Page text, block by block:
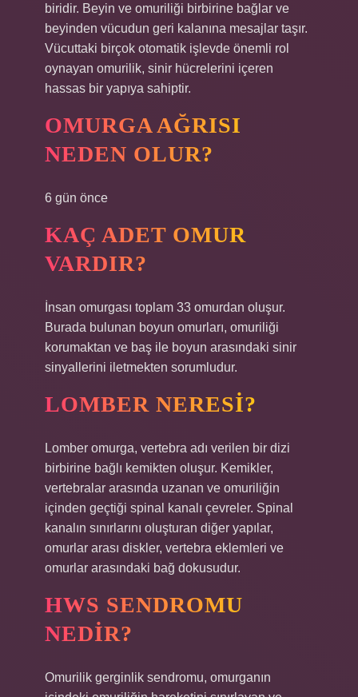
biridir. Beyin ve omuriliği birbirine bağlar ve
beyinden vücudun geri kalanına mesajlar taşır.
Vücuttaki birçok otomatik işlevde önemli rol
oynayan omurilik, sinir hücrelerini içeren
hassas bir yapıya sahiptir.
OMURGA AĞRISI
NEDEN OLUR?
6 gün önce
KAÇ ADET OMUR
VARDIR?
İnsan omurgası toplam 33 omurdan oluşur.
Burada bulunan boyun omurları, omuriliği
korumaktan ve baş ile boyun arasındaki sinir
sinyallerini iletmekten sorumludur.
LOMBER NERESI?
Lomber omurga, vertebra adı verilen bir dizi
birbirine bağlı kemikten oluşur. Kemikler,
vertebralar arasında uzanan ve omuriliğin
içinden geçtiği spinal kanalı çevreler. Spinal
kanalın sınırlarını oluşturan diğer yapılar,
omurlar arası diskler, vertebra eklemleri ve
omurlar arasındaki bağ dokusudur.
HWS SENDROMU
NEDIR?
Omurilik gerginlik sendromu, omurganın